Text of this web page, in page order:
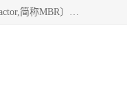
MBR污水处理设备广泛应用于各种需要直接排放河流里的污水处理，设备采用膜生物反应器（Membrane Bioreactor,简称MBR〕技术，取代了传统工艺中的二沉池，它可以*地进行固液分离，得到直接使用的稳定中水，又可在生物池内维持高浓度的微生物量，工艺剩余污泥少，极有效地去除氨氮，出水悬浮物和浊度接近于零，出水中细菌和病毒被大幅度去除，能耗低，占地面积小。